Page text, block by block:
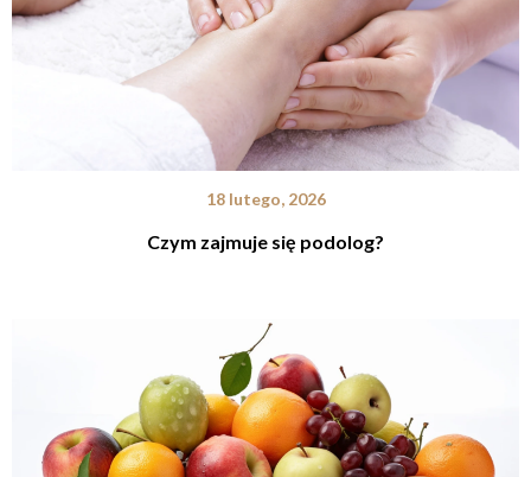
18 lutego, 2026
Czym zajmuje się podolog?